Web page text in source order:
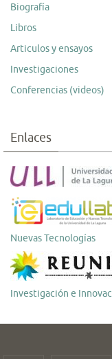
Biografía
Libros
Articulos y ensayos
Investigaciones
Conferencias (videos)
Enlaces
Nuevas Tecnologías
Investigación e